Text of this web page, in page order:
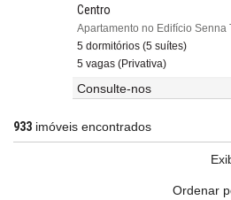
Centro
Apartamento no Edifício Senna
5 dormitórios (5 suítes)
5 vagas (Privativa)
Consulte-nos
933 imóveis encontrados
Ordenar